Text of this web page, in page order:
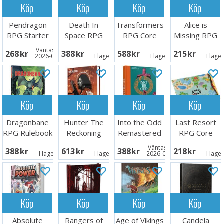
Köp
Pendragon
RPG Starter
268 SEK Väntas in:
2026-09-30
Köp
Death In
Space RPG
388 SEK I lager: 2
Köp
Transformers
RPG Core
588 SEK I lager: 1
Köp
Alice is
Missing RPG
215 SEK I
Köp
Dragonbane
RPG Rulebook
388 SEK I lager: 2
Köp
Hunter The
Reckoning
Rulebook
613 SEK I lager: 1
Köp
Into the Odd
Remastered
388 SEK Väntas in:
2026-08-27
Köp
Last Resort
RPG Core
218 SEK I
Köp
Absolute
Köp
Rangers of
Köp
Age of Vikings
Köp
Candela